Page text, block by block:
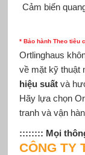
Cảm biến
* Bảo hành Theo tiêu
Ortlinghaus
về mặt kỹ thuật
hiệu suấtvà
Hãy lựa chọn
tranh và vận
:::::::: Mọi
CÔNG TY